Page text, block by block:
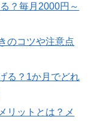
？毎月2000円～
のコツや注意点
る？1か月でどれ
リットとは？メ